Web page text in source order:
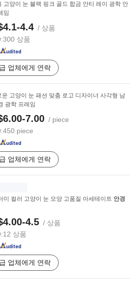
고양이 눈 블랙 핑크 골드 합금 안티 레이 광학 안
임
4.4 / 상품
300 상품
업체에게 연락
운 고양이 눈 패션 맞춤 로고 디자이너 사각형 남
광학 프레임
7.00 / piece
450 piece
업체에게 연락
미 컬러 고양이 눈 모양 고품질 아세테이트 안경
4.5 / 상품
12 상품
업체에게 연락